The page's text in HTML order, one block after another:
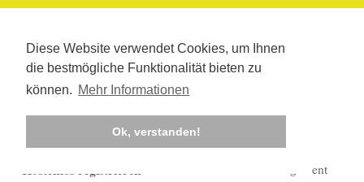
Diese Website verwendet Cookies, um Ihnen
die bestmögliche Funktionalität bieten zu
können. Mehr Informationen
Ok, verstanden!
Kostenlos registrieren
Corona-Management